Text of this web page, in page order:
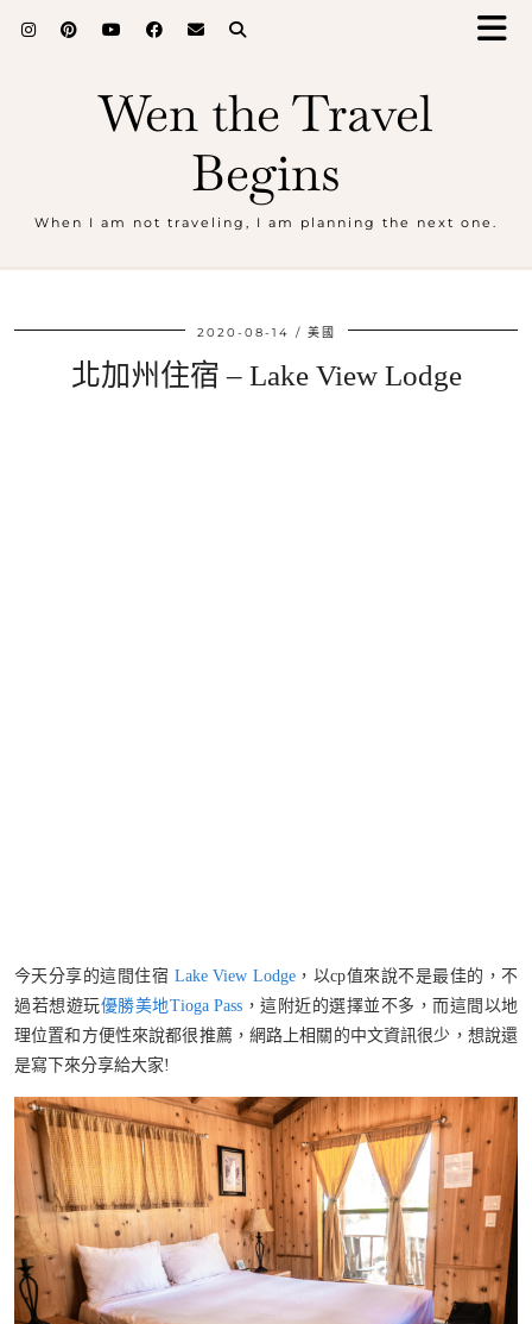
Wen the Travel
Begins
When I am not traveling, I am planning the next one.
2020-08-14 美國
北加州住宿 – Lake View Lodge
今天分享的這間住宿 Lake View Lodge，以cp值來說不是最佳的，不
過若想遊玩優勝美地Tioga Pass ，這附近的選擇並不多，而這間以地
理位置和方便性來說都很推薦，網路上相關的中文資訊很少，想說還
是寫下來分享給大家!